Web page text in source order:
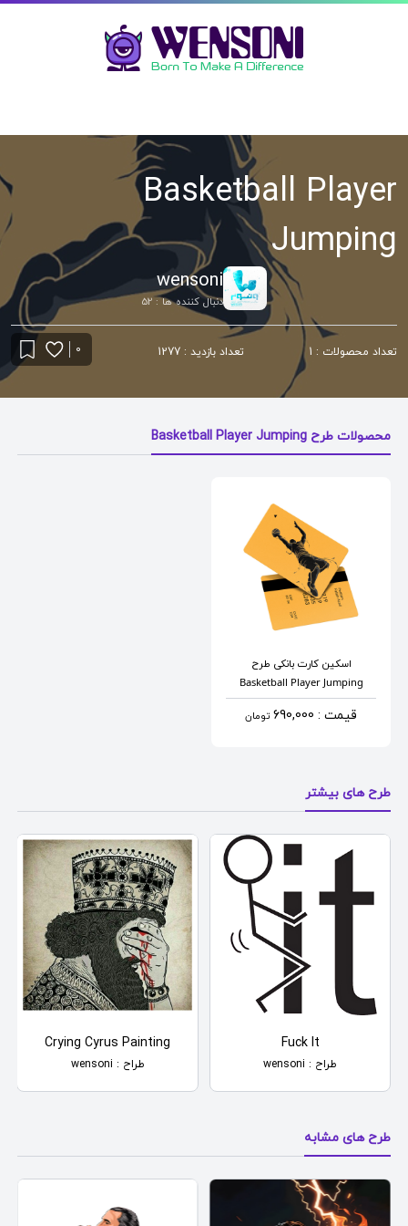
Basketball Player
Jumping
wensoni
دنبال کننده ها : 52
تعداد محصولات : 1 تعداد بازدید : 1277 0
محصولات طرح Basketball Player Jumping
اسکین کارت بانکی طرح
Basketball Player Jumping
قیمت : 690,000 تومان
طرح های بیشتر
Fuck It
طراح : wensoni
Crying Cyrus Painting
طراح : wensoni
طرح های مشابه